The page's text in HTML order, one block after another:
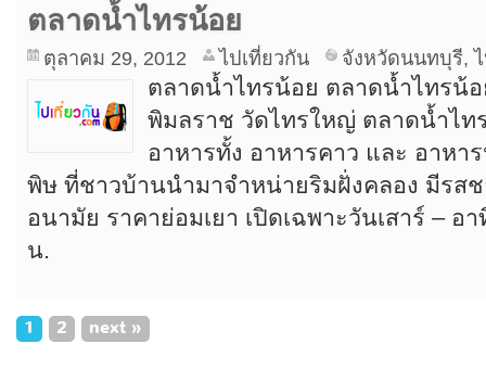
ตลาดน้ำไทรน้อย
ตุลาคม 29, 2012 ไปเที่ยวกัน จังหวัดนนทบุรี,
ตลาดน้ำไทรน้อย ตลาดน้ำไทรน้
พิมลราช วัดไทรใหญ่ ตลาดน้ำไท
อาหารทั้ง อาหารคาว และ อาหา
พิษ ที่ชาวบ้านนำมาจำหน่ายริมฝั่งคลอง มีรส
อนามัย ราคาย่อมเยา เปิดเฉพาะวันเสาร์ – อ
น.
1 2 next »